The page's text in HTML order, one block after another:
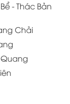
- Thác Bản
Chải